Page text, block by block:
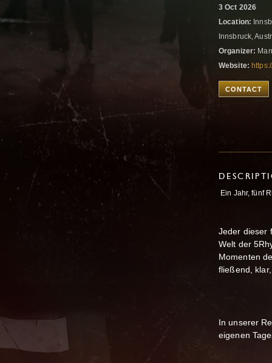
3 Oct 2026
Location:
Innsbruck,
Organizer:
Website:
CONTACT
Ein Jahr, fünf
Jeder dieser
Welt der
Momenten
fließend,
In unserer
eigenen